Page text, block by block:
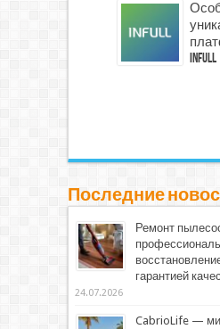
INFULL
Последние
Ремонт
гарантией
24.07.2026
CabrioLife —